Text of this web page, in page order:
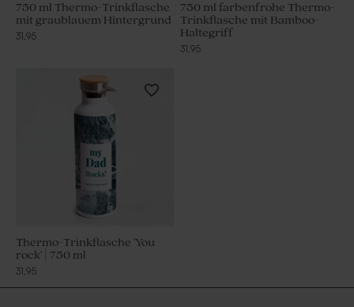
750 ml Thermo-Trinkflasche
mit graublauem Hintergrund
31,95
750 ml farbenfrohe Thermo-
Trinkflasche mit Bamboo-
Haltegriff
31,95
Thermo-Trinkflasche 'You
rock' | 750 ml
31,95